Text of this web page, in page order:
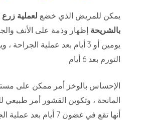
يمكن للمريض الذي خضع لعملية زرع
بالشريحة إظهار وذمة على الأنف
يومين أو 3 أيام بعد عملية الجراحة
التورم بعد 6 أيام.
الإحساس بالوخز أمر ممكن على
المانحة ، وتكوين القشور أمر طبيعي
أنها تقع في غضون 7 أيام بعد عملية الجراحة.